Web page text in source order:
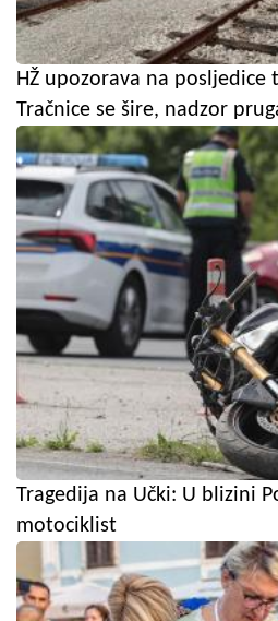
HŽ upozorava na posljedice
Tračnice se šire, nadzor
Tragedija na Učki: U blizini
motociklist